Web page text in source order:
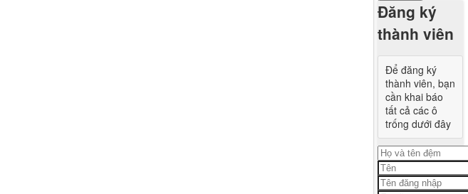
Đăng ký
thành viên
Để đăng ký
thành viên, bạn
cần khai báo
tất cả các ô
trống dưới đây